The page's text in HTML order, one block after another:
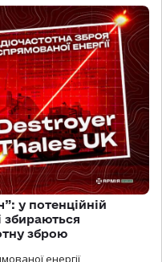
у потенційній
збираються
зброю
енергії